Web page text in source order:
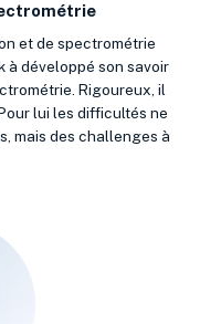
et de spectrométrie
à développé son savoir
Rigoureux, il
lui les difficultés ne
mais des challenges à